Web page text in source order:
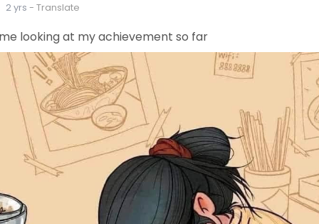
2 yrs - Translate
looking at my achievement so far